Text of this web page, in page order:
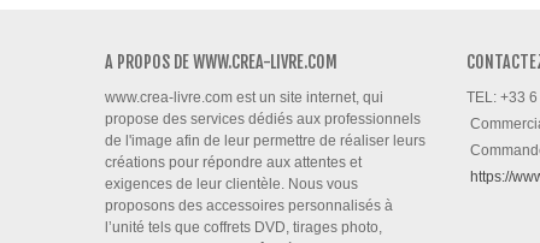
A PROPOS DE WWW.CREA-LIVRE.COM
www.crea-livre.com est un site internet, qui
propose des services dédiés aux professionnels
de l'image afin de leur permettre de réaliser leurs
créations pour répondre aux attentes et
exigences de leur clientèle. Nous vous
proposons des accessoires personnalisés à
l’unité tels que coffrets DVD, tirages photo,
TEL: +33
https://